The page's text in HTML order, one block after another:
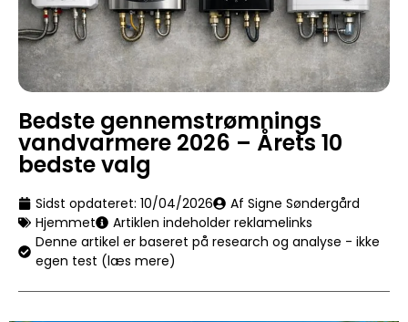
Bedste gennemstrømnings
vandvarmere 2026 – Årets 10
bedste valg
Sidst opdateret: 10/04/2026
Af Signe Søndergård
Hjemmet
Artiklen indeholder reklamelinks
Denne artikel er baseret på research og analyse - ikke
egen test (læs mere)